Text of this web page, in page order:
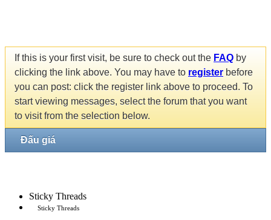
If this is your first visit, be sure to check out the FAQ by
clicking the link above. You may have to register before
you can post: click the register link above to proceed. To
start viewing messages, select the forum that you want
to visit from the selection below.
Đấu giá
Sticky Threads
Sticky Threads